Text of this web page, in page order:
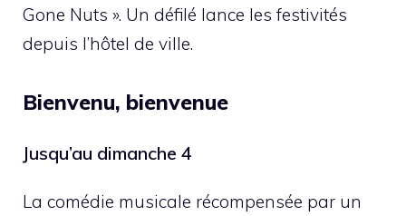
Gone Nuts ». Un défilé lance les festivités
depuis l’hôtel de ville.
Bienvenu, bienvenue
Jusqu’au dimanche 4
La comédie musicale récompensée par un